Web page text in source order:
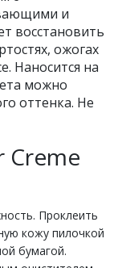
и
восстановить
ожогах
Наносится на
можно
оттенка. Не
Creme
Проклеить
кожу пилочкой
бумагой.